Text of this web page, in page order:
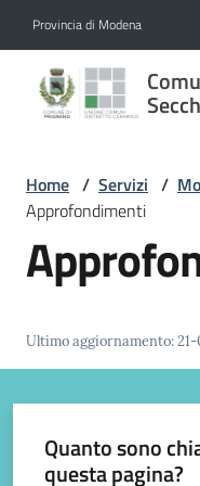
Provincia di Modena
Comune
di
sulla
Secchia
Menu selezionato
Vivere
Home / Servizi /
Approfondimenti
Ultimo aggiornamento:
Quanto sono
questa pagina?